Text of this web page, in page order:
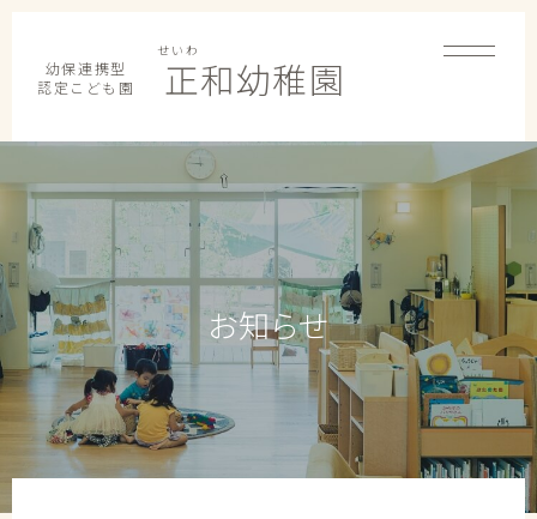
幼保連携型
認定こども園
せいわ
正和幼稚園
お知らせ